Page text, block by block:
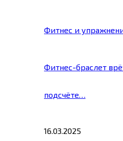
Фитнес и
Фитнес-браслет
подсчёте…
16.03.2025